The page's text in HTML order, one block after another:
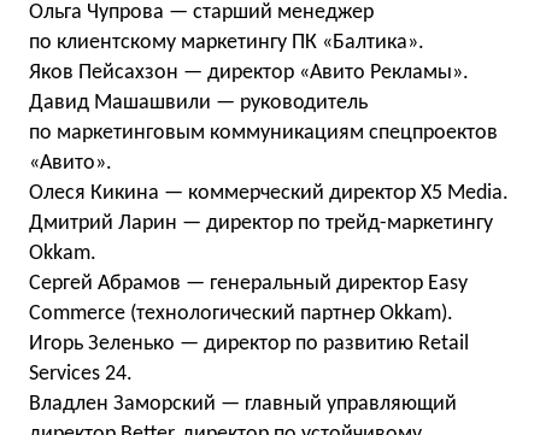
Ольга Чупрова — старший менеджер
по клиентскому маркетингу ПК «Балтика».
Яков Пейсахзон — директор «Авито Рекламы».
Давид Машашвили — руководитель
по маркетинговым коммуникациям спецпроектов
«Авито».
Олеся Кикина — коммерческий директор X5 Media.
Дмитрий Ларин — директор по трейд-маркетингу
Okkam.
Сергей Абрамов — генеральный директор Easy
Commerce (технологический партнер Okkam).
Игорь Зеленько — директор по развитию Retail
Services 24.
Владлен Заморский — главный управляющий